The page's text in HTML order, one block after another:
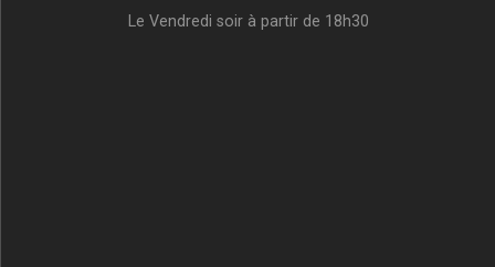
Le Vendredi soir à partir de 18h30